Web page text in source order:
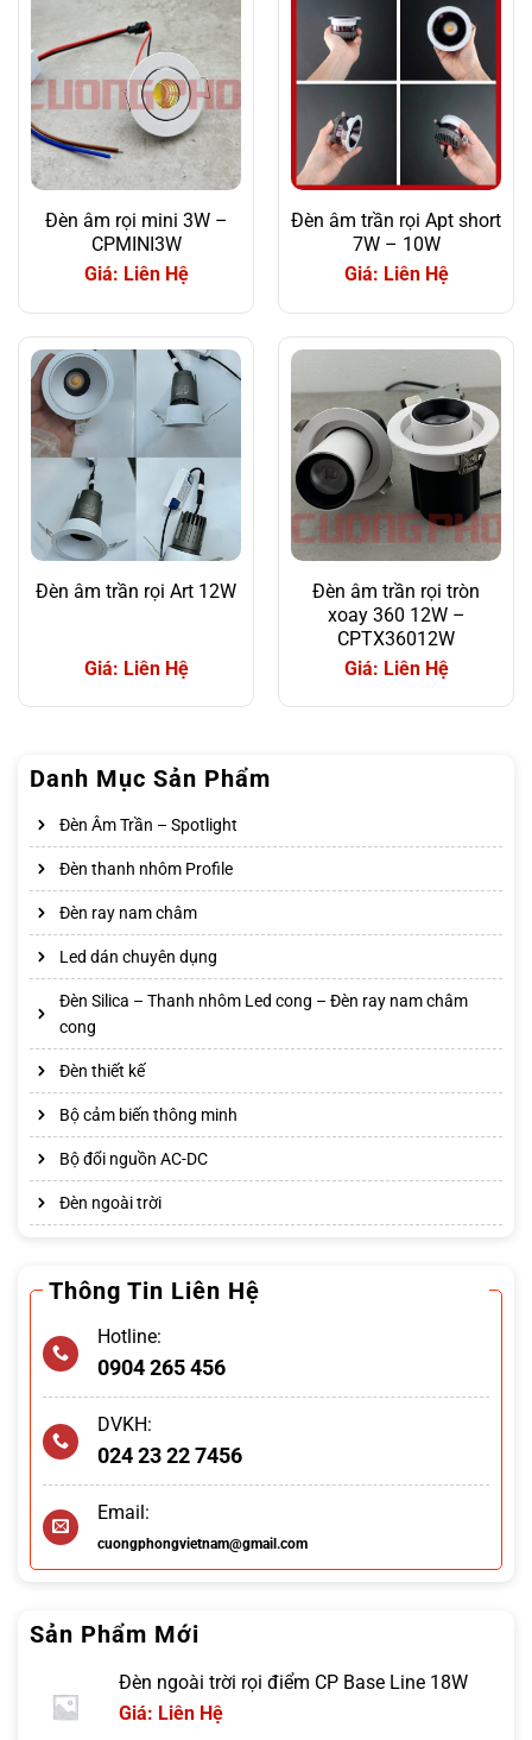
Đèn âm rọi mini 3W –
CPMINI3W
Giá: Liên Hệ
Đèn âm trần rọi Apt short
7W – 10W
Giá: Liên Hệ
Đèn âm trần rọi Art 12W
Giá: Liên Hệ
Đèn âm trần rọi tròn
xoay 360 12W –
CPTX36012W
Giá: Liên Hệ
Danh Mục Sản Phẩm
Đèn Âm Trần – Spotlight
Đèn thanh nhôm Profile
Đèn ray nam châm
Led dán chuyên dụng
Đèn Silica – Thanh nhôm Led cong – Đèn ray nam châm
cong
Đèn thiết kế
Bộ cảm biến thông minh
Bộ đổi nguồn AC-DC
Đèn ngoài trời
Thông Tin Liên Hệ
Hotline:
0904 265 456
DVKH:
024 23 22 7456
Email:
cuongphongvietnam@gmail.com
Sản Phẩm Mới
Đèn ngoài trời rọi điểm CP Base Line 18W
Giá: Liên Hệ